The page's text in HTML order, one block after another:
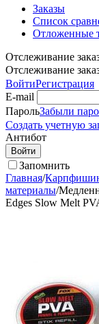
Заказы
Список
Отложенные
Отслеживание
Отслеживание
ВойтиРегистрация
E-mail
ПарольЗабыли
Создать учетную
Антибот
Войти
Запомнить
Главная/
материалы/
Edges Slow Melt